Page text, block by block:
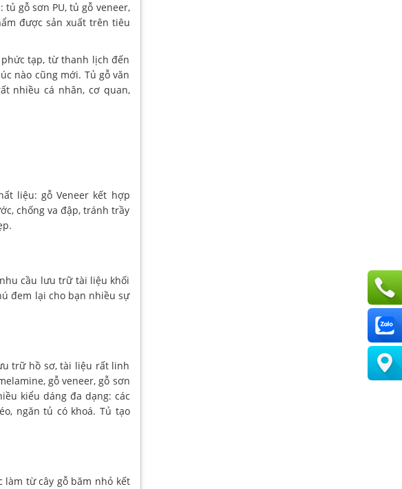
gỗ sơn PU, tủ gỗ veneer,
được sản xuất trên tiêu
tạp, từ thanh lịch đến
nào cũng mới. Tủ gỗ văn
nhiều cá nhân, cơ quan,
liệu: gỗ Veneer kết hợp
chống va đập, tránh trầy
cầu lưu trữ tài liệu khối
đem lại cho bạn nhiều sự
trữ hồ sơ, tài liệu rất linh
gỗ veneer, gỗ sơn
kiểu dáng đa dạng: các
ngăn tủ có khoá. Tủ tạo
làm từ cây gỗ băm nhỏ kết